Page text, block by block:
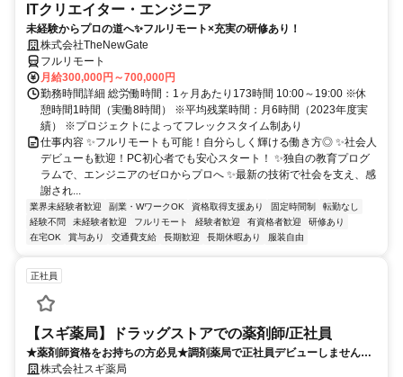
ITクリエイター・エンジニア
未経験からプロの道へ✨フルリモート×充実の研修あり！
株式会社TheNewGate
フルリモート
月給300,000円～700,000円
勤務時間詳細 総労働時間：1ヶ月あたり173時間 10:00～19:00 ※休
憩時間1時間（実働8時間） ※平均残業時間：月6時間（2023年度実
績） ※プロジェクトによってフレックスタイム制あり
仕事内容 ✨フルリモートも可能！自分らしく輝ける働き方◎ ✨社会人
デビューも歓迎！PC初心者でも安心スタート！ ✨独自の教育プログ
ラムで、エンジニアのゼロからプロへ ✨最新の技術で社会を支え、感
謝され...
業界未経験者歓迎 副業・WワークOK 資格取得支援あり 固定時間制
転勤なし
経験不問
未経験者歓迎 フルリモート 経験者歓迎 有資格者歓迎
研修あり
在宅OK
賞与あり 交通費支給 長期歓迎 長期休暇あり 服装自由
正社員
【スギ薬局】ドラッグストアでの薬剤師/正社員
★薬剤師資格をお持ちの方必見★調剤薬局で正社員デビューしませんか
ブランクOK★20代30代40代50代活躍中★
株式会社スギ薬局